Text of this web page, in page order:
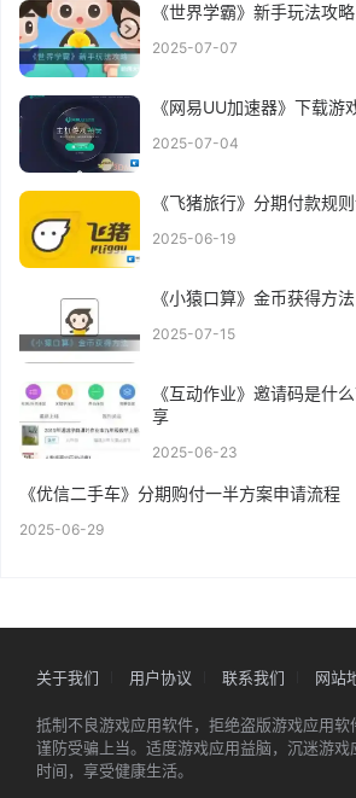
《世界学霸》新手玩法攻略
2025-07-07
《网易UU加速器》下载游
2025-07-04
《飞猪旅行》分期付款规
2025-06-19
《小猿口算》金币获得方法
2025-07-15
《互动作业》邀请码是什
享
2025-06-23
《优信二手车》分期购付一半方案申请流程
2025-06-29
关于我们 用户协议 联系我们 网站
抵制不良游戏应用软件，拒绝盗版游戏应用软
谨防受骗上当。适度游戏应用益脑，沉迷游
时间，享受健康生活。